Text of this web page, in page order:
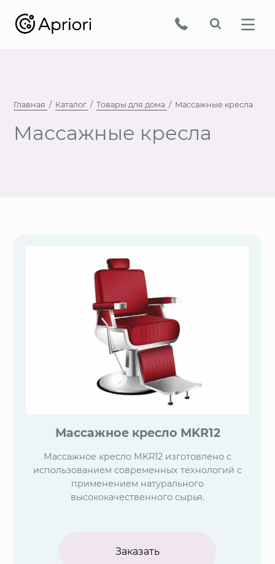
Главная Каталог Товары для дома Массажные кресла
Массажные кресла
Массажное кресло МKR12
Массажное кресло МKR12 изготовлено с
использованием современных технологий с
применением натурального
высококачественного сырья.
Заказать